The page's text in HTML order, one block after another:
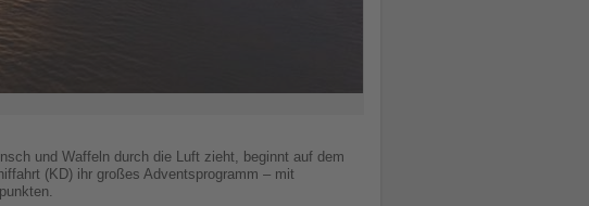
und Waffeln durch die Luft zieht, beginnt auf dem
(KD) ihr großes Adventsprogramm – mit